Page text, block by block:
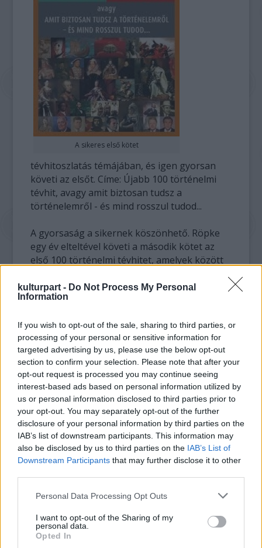
kulturpart - Do Not Process My Personal
Information
If you wish to opt-out of the sale, sharing to third parties, or
processing of your personal or sensitive information for
targeted advertising by us, please use the below opt-out
section to confirm your selection. Please note that after your
opt-out request is processed you may continue seeing
interest-based ads based on personal information utilized by
us or personal information disclosed to third parties prior to
your opt-out. You may separately opt-out of the further
disclosure of your personal information by third parties on the
IAB’s list of downstream participants. This information may
also be disclosed by us to third parties on the IAB’s List of
Downstream Participants that may further disclose it to other
Please note that this website/app uses one or more Google
not limited to your visit or usage behaviour. You may click to
grant or deny consent to Google and its third-party tags to
use your data for below specified purposes in below Google
Personal Data Processing Opt Outs
I want to opt-out of the Sharing of my
personal data.
Opted In
A sikeres első kötet
tévhitoszlatás témájában, és igen gyorsan
követi az elsőt. Címe: Újabb 100 történelmi
tévhit, avagy amit biztosan tudsz a
történelemről - és mind rosszul tudod...
A gyorsaság a sikernek köszönhető. Röpke
egy év elteltével követi a második kötet az
első 100 történelmi tévhitet, amelyek között
"sóműsorát", Néró piromániáját, Napóleon
alacsonyságát cáfolja, vagy legalábbis
A szerző történész, szakterülete az újkor, ám
igyekszik a legszélesebb ívben kiszemelni-
kiszemezni a leggyakoribb, mondhatni
"legnépszerűbb" tévhiteket a gallok kakas
"logójától" XIV. Lajos tisztálkodásán át
Garibaldi hadvezéri kiválóságának
megkérdőjelezéséig. Tudós volta nem köti
kezét abban, hogy oldottan írjon, így a
nagyközönségnek is élvezetes olvasmánnyal
szolgál.
hogy remekül tesztelhetik tudásuk - sem
csalatkoznak: tömör elemző részletekkel,
tudományos kameraállásból szintén láttatja,
összegzi az egyes eseményeket,